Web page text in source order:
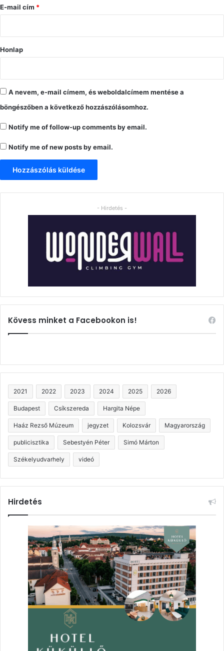
s
E-mail cím *
Honlap
A nevem, e-mail címem, és weboldalcímem mentése a
böngészőben a következő hozzászólásomhoz.
Notify me of follow-up comments by email.
Notify me of new posts by email.
- Hirdetés -
Kövess minket a Facebookon is!
2021 2022 2023 2024 2025 2026
Budapest Csíkszereda Hargita Népe
Haáz Rezső Múzeum jegyzet Kolozsvár Magyarország
publicisztika Sebestyén Péter Simó Márton
Székelyudvarhely videó
Hirdetés